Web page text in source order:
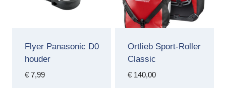
Flyer Panasonic D0
houder
€7,99
Ortlieb Sport-Roller
Classic
€140,00